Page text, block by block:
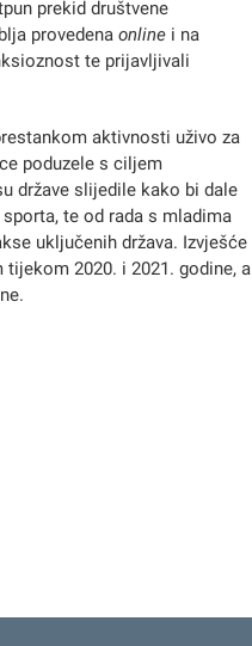
prekid društvene
provedena online i na
te prijavljivali
aktivnosti uživo za
poduzele s ciljem
države slijedile kako bi dale
te od rada s mladima
uključenih država. Izvješće
2020. i 2021. godine, a